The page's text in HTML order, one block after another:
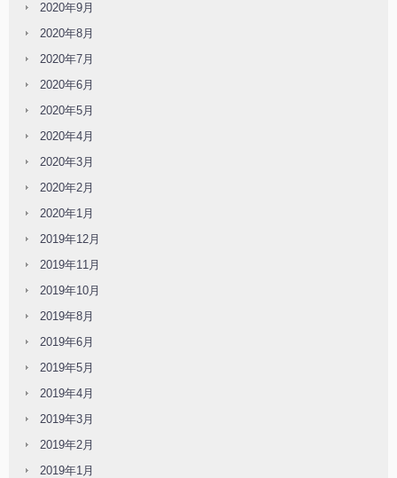
2020年9月
2020年8月
2020年7月
2020年6月
2020年5月
2020年4月
2020年3月
2020年2月
2020年1月
2019年12月
2019年11月
2019年10月
2019年8月
2019年6月
2019年5月
2019年4月
2019年3月
2019年2月
2019年1月